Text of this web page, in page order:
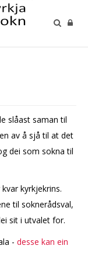
slåast saman til
av å sjå til at det
dei som sokna til
kyrkjekrins.
til soknerådsval,
sit i utvalet for.
- desse kan ein